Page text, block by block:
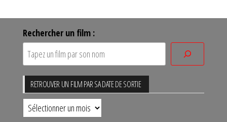
Rechercher un film :
RETROUVER UN FILM PAR SA DATE DE SORTIE
Retrouver
un